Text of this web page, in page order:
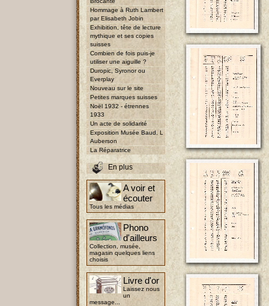
Hommage à Ruth Lambert
par Elisabeth Jobin
Exhibition, tête de lecture
mythique et ses copies
suisses
Combien de fois puis-je
utiliser une aiguille ?
Duropic, Syronor ou
Everplay
Nouveau sur le site
Petites marques suisses
Noël 1932 - étrennes
1933
Un acte de solidarité
Exposition Musée Baud, L
Auberson
La Réparatrice
En plus
A voir et
écouter
Tous les médias
Phono
d'ailleurs
Collection, musée,
magasin quelques liens
choisis
Livre d'or
Laissez nous
un
message...